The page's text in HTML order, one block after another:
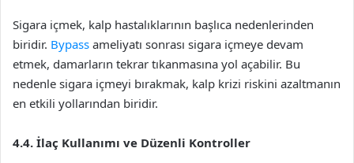
Sigara içmek, kalp hastalıklarının başlıca nedenlerinden
biridir. Bypass ameliyatı sonrası sigara içmeye devam
etmek, damarların tekrar tıkanmasına yol açabilir. Bu
nedenle sigara içmeyi bırakmak, kalp krizi riskini azaltmanın
en etkili yollarından biridir.
4.4. İlaç Kullanımı ve Düzenli Kontroller